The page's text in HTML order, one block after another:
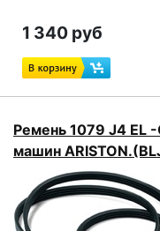
1 340 руб
Ремень 1079 J4 EL
машин